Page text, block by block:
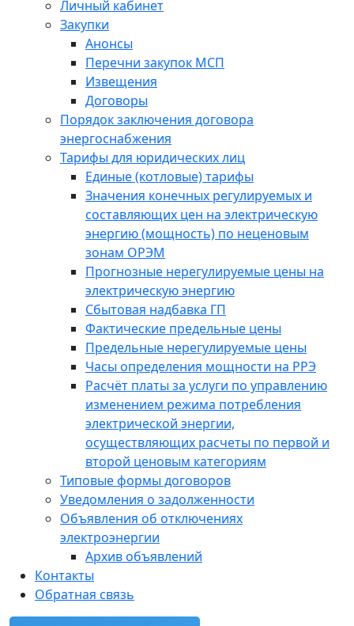
Личный кабинет
Закупки
Анонсы
Перечни закупок МСП
Извещения
Договоры
Порядок заключения договора
энергоснабжения
Тарифы для юридических лиц
Единые (котловые) тарифы
Значения конечных регулируемых и
составляющих цен на электрическую
энергию (мощность) по неценовым
зонам ОРЭМ
Прогнозные нерегулируемые цены на
электрическую энергию
Сбытовая надбавка ГП
Фактические предельные цены
Предельные нерегулируемые цены
Часы определения мощности на РРЭ
Расчёт платы за услуги по управлению
изменением режима потребления
электрической энергии,
осуществляющих расчеты по первой и
второй ценовым категориям
Типовые формы договоров
Уведомления о задолженности
Объявления об отключениях
электроэнергии
Архив объявлений
Контакты
Обратная связь